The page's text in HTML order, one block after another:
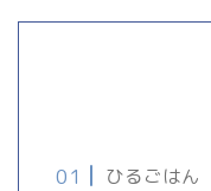
ひるごはん